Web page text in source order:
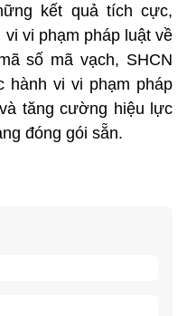
kết quả tích cực,
vi phạm pháp luật về
số mã vạch, SHCN
hành vi vi phạm pháp
tăng cường hiệu lực
đóng gói sẵn.